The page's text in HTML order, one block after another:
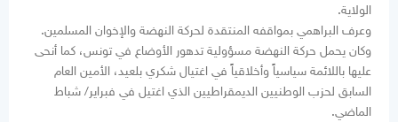
الولاية.
وعرف البراهمي بمواقفه المنتقدة لحركة النهضة والإخوان المسلمين.
وكان يحمل حركة النهضة مسؤولية تدهور الأوضاع في تونس، كما أنحى
عليها باللائمة سياسياً وأخلاقياً في اغتيال شكري بلعيد، الأمين العام
السابق لحزب الوطنيين الديمقراطيين الذي اغتيل في فبراير/ شباط
الماضي.